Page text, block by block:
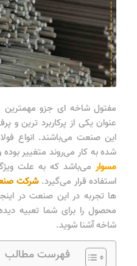
مفتول شاخه ای جزو
عنوان یکی از پرکاربرد ترین
این صنعت می‌باشند. انواع
شده به کار می‌روند متغییر
مسوارمی‌باشد که به علت
استفاده قرار می‌گیرد.شرکت
ها تجربه در این صنعت در
محصول را برای شما تعبیه
شاخه آشنا شوید.
فهرست مطالب